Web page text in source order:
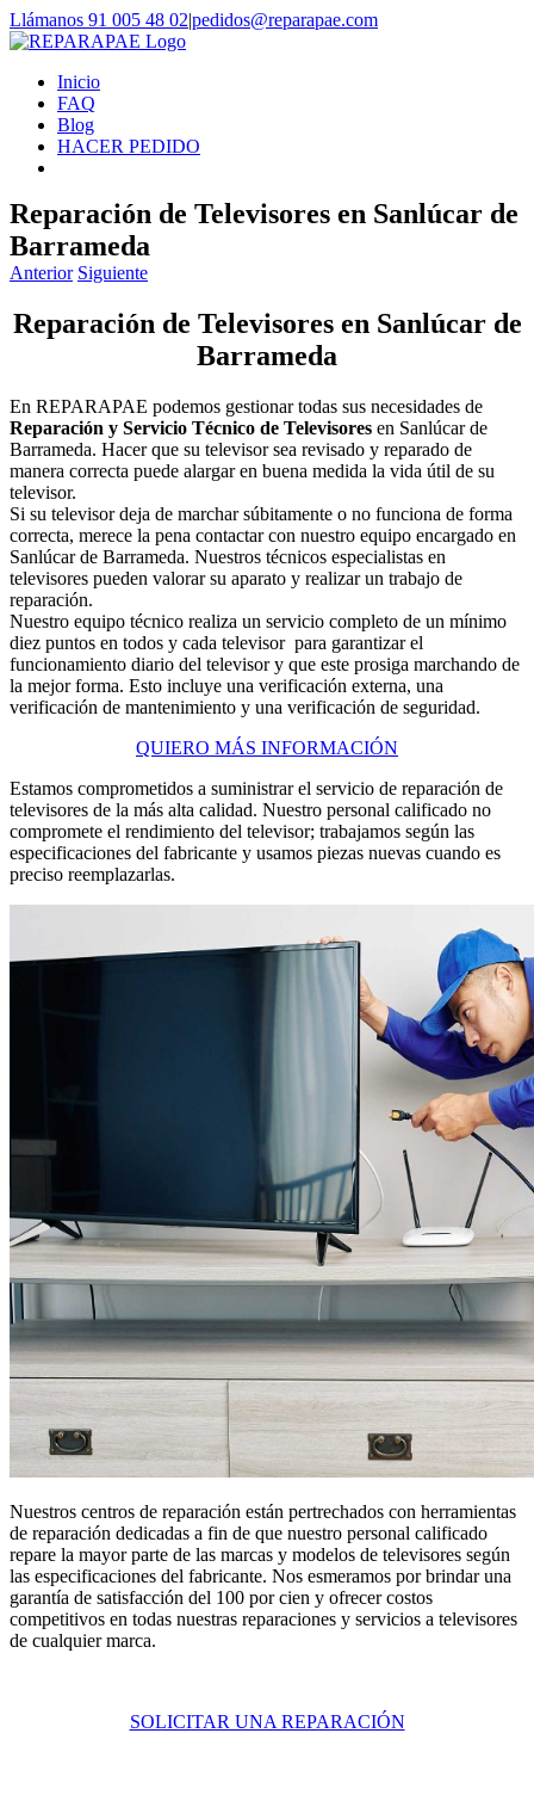
Saltar
al
Llámanos 91 005 48 02|pedidos@reparapae.com
Inicio
FAQ
Blog
HACER PEDIDO
Reparación de Televisores en Sanlúcar de
Barrameda
Anterior Siguiente
Reparación de Televisores en Sanlúcar de
Barrameda
En REPARAPAE podemos gestionar todas sus necesidades de
Reparación y Servicio Técnico de Televisores en Sanlúcar de
Barrameda. Hacer que su televisor sea revisado y reparado de
manera correcta puede alargar en buena medida la vida útil de su
televisor.
Si su televisor deja de marchar súbitamente o no funciona de forma
correcta, merece la pena contactar con nuestro equipo encargado en
Sanlúcar de Barrameda. Nuestros técnicos especialistas en
televisores pueden valorar su aparato y realizar un trabajo de
reparación.
Nuestro equipo técnico realiza un servicio completo de un mínimo
diez puntos en todos y cada televisor para garantizar el
funcionamiento diario del televisor y que este prosiga marchando de
la mejor forma. Esto incluye una verificación externa, una
verificación de mantenimiento y una verificación de seguridad.
QUIERO MÁS INFORMACIÓN
Estamos comprometidos a suministrar el servicio de reparación de
televisores de la más alta calidad. Nuestro personal calificado no
compromete el rendimiento del televisor; trabajamos según las
especificaciones del fabricante y usamos piezas nuevas cuando es
preciso reemplazarlas.
Nuestros centros de reparación están pertrechados con herramientas
de reparación dedicadas a fin de que nuestro personal calificado
repare la mayor parte de las marcas y modelos de televisores según
las especificaciones del fabricante. Nos esmeramos por brindar una
garantía de satisfacción del 100 por cien y ofrecer costos
competitivos en todas nuestras reparaciones y servicios a televisores
de cualquier marca.
SOLICITAR UNA REPARACIÓN